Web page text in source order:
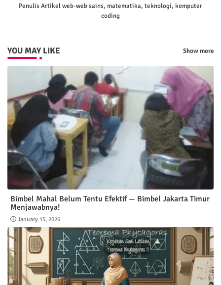
Penulis Artikel web-web sains, matematika, teknologi, komputer
coding
YOU MAY LIKE Show more
Bimbel Mahal Belum Tentu Efektif — Bimbel Jakarta Timur
Menjawabnya!
January 15, 2026